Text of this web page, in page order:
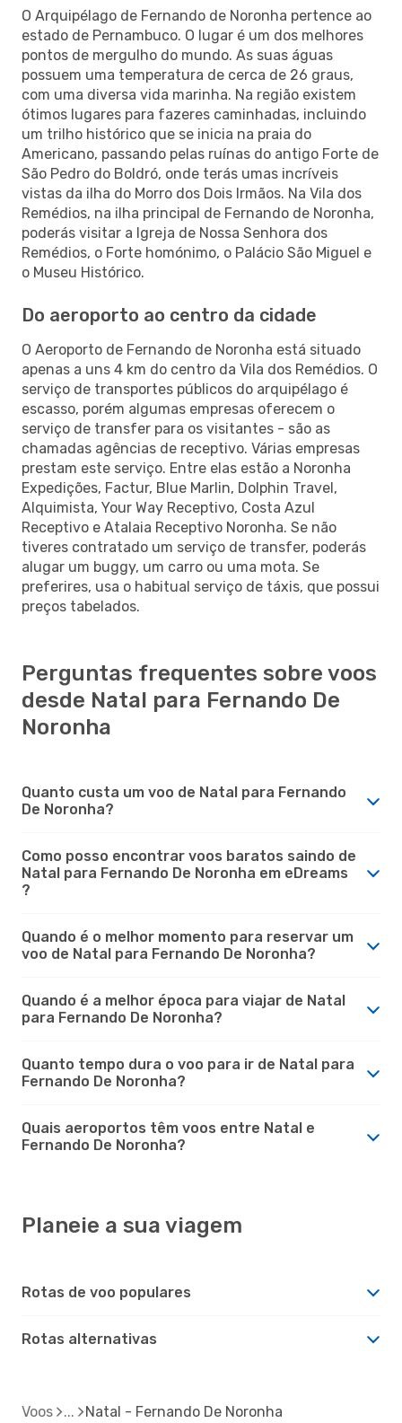
O Arquipélago de Fernando de Noronha pertence ao
estado de Pernambuco. O lugar é um dos melhores
pontos de mergulho do mundo. As suas águas
possuem uma temperatura de cerca de 26 graus,
com uma diversa vida marinha. Na região existem
ótimos lugares para fazeres caminhadas, incluindo
um trilho histórico que se inicia na praia do
Americano, passando pelas ruínas do antigo Forte de
São Pedro do Boldró, onde terás umas incríveis
vistas da ilha do Morro dos Dois Irmãos. Na Vila dos
Remédios, na ilha principal de Fernando de Noronha,
poderás visitar a Igreja de Nossa Senhora dos
Remédios, o Forte homónimo, o Palácio São Miguel e
o Museu Histórico.
Do aeroporto ao centro da cidade
O Aeroporto de Fernando de Noronha está situado
apenas a uns 4 km do centro da Vila dos Remédios. O
serviço de transportes públicos do arquipélago é
escasso, porém algumas empresas oferecem o
serviço de transfer para os visitantes - são as
chamadas agências de receptivo. Várias empresas
prestam este serviço. Entre elas estão a Noronha
Expedições, Factur, Blue Marlin, Dolphin Travel,
Alquimista, Your Way Receptivo, Costa Azul
Receptivo e Atalaia Receptivo Noronha. Se não
tiveres contratado um serviço de transfer, poderás
alugar um buggy, um carro ou uma mota. Se
preferires, usa o habitual serviço de táxis, que possui
preços tabelados.
Perguntas frequentes sobre voos
desde Natal para Fernando De
Noronha
Quanto custa um voo de Natal para Fernando
De Noronha?
Como posso encontrar voos baratos saindo de
Natal para Fernando De Noronha em eDreams
?
Quando é o melhor momento para reservar um
voo de Natal para Fernando De Noronha?
Quando é a melhor época para viajar de Natal
para Fernando De Noronha?
Quanto tempo dura o voo para ir de Natal para
Fernando De Noronha?
Quais aeroportos têm voos entre Natal e
Fernando De Noronha?
Planeie a sua viagem
Rotas de voo populares
Rotas alternativas
Voos Natal - Fernando De Noronha